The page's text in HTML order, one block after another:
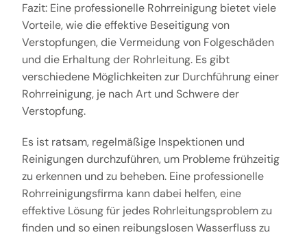
Fazit: Eine professionelle Rohrreinigung bietet viele
Vorteile, wie die effektive Beseitigung von
Verstopfungen, die Vermeidung von Folgeschäden
und die Erhaltung der Rohrleitung. Es gibt
verschiedene Möglichkeiten zur Durchführung einer
Rohrreinigung, je nach Art und Schwere der
Verstopfung.
Es ist ratsam, regelmäßige Inspektionen und
Reinigungen durchzuführen, um Probleme frühzeitig
zu erkennen und zu beheben. Eine professionelle
Rohrreinigungsfirma kann dabei helfen, eine
effektive Lösung für jedes Rohrleitungsproblem zu
finden und so einen reibungslosen Wasserfluss zu